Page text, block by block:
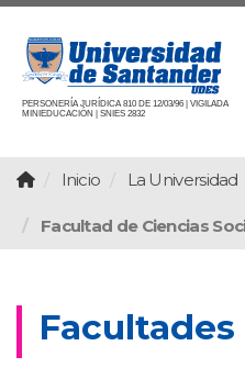
PERSONERÍA JURÍDICA 810 DE 12/03/96 | VIGILADA
MINIEDUCACIÓN | SNIES 2832
Inicio La Universidad
Facultad de Ciencias
Facultades